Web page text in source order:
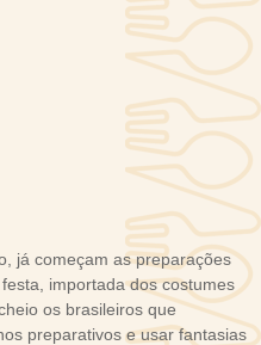
já começam as preparações
importada dos costumes
os brasileiros que
preparativos e usar fantasias